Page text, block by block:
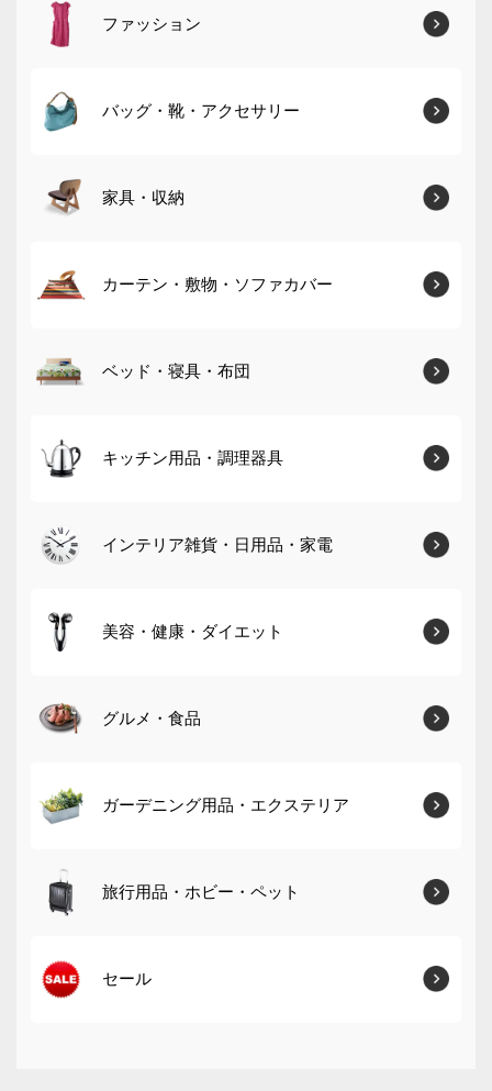
ファッション
バッグ・靴・アクセサリー
家具・収納
カーテン・敷物・ソファカバー
ベッド・寝具・布団
キッチン用品・調理器具
インテリア雑貨・日用品・家電
美容・健康・ダイエット
グルメ・食品
ガーデニング用品・エクステリア
旅行用品・ホビー・ペット
セール